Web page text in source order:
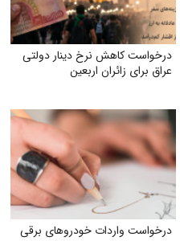
درخواست کاهش نرخ دینار دولتی
عراق برای زائران اربعین
درخواست واردات خودروهای برقی